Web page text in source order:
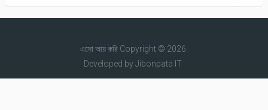
এসো আয় করিCopyright © 2026.
Developed byJibonpata IT